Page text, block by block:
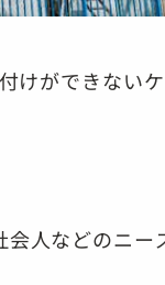
けができない
会人などのニー